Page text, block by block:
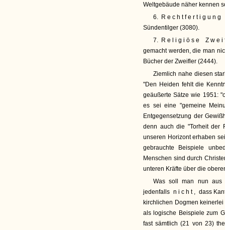
Weltgebäude näher kennen
6.
Sündentilger (3080).
7. Religiöse
gemacht werden, die man
Bücher der Zweifler (2444).
Ziemlich nahe diesen
"Den Heiden fehlt die
geäußerte Sätze wie 1951:
es sei eine "gemeine
Entgegensetzung der
denn auch die "Torheit der
unseren Horizont erhaben
gebrauchte Beispiele
Menschen sind durch
unteren Kräfte über die
Was soll man nun aus
jedenfalls nicht, dass
kirchlichen Dogmen
als logische Beispiele zum
fast sämtlich (21 von 23)